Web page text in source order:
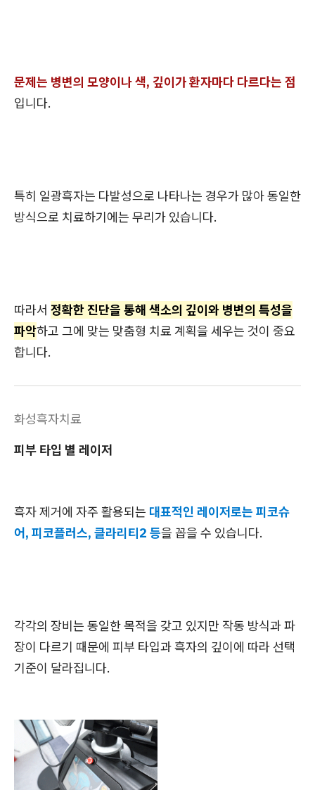
문제는 병변의 모양이나 색, 깊이가 환자마다 다르다는 점
입니다.
특히 일광흑자는 다발성으로 나타나는 경우가 많아 동일한
방식으로 치료하기에는 무리가 있습니다.
따라서 정확한 진단을 통해 색소의 깊이와 병변의 특성을
파악하고 그에 맞는 맞춤형 치료 계획을 세우는 것이 중요
합니다.
화성흑자치료
피부 타입 별 레이저
흑자 제거에 자주 활용되는 대표적인 레이저로는 피코슈
어, 피코플러스, 클라리티2 등을 꼽을 수 있습니다.
각각의 장비는 동일한 목적을 갖고 있지만 작동 방식과 파
장이 다르기 때문에 피부 타입과 흑자의 깊이에 따라 선택
기준이 달라집니다.